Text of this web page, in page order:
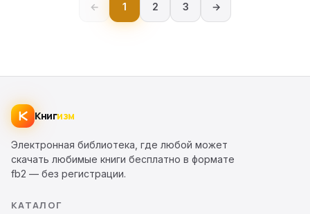
← 1 2 3 →
Книгизм
Электронная библиотека, где любой может
скачать любимые книги бесплатно в формате
fb2 — без регистрации.
КАТАЛОГ